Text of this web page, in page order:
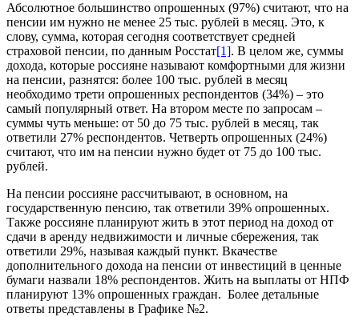
Абсолютное большинство опрошенных (97%) считают, что на
пенсии им нужно не менее 25 тыс. рублей в месяц. Это, к
слову, сумма, которая сегодня соответствует средней
страховой пенсии, по данным Росстат[1]. В целом же, суммы
дохода, которые россияне называют комфортными для жизни
на пенсии, разнятся: более 100 тыс. рублей в месяц
необходимо трети опрошенных респондентов (34%) – это
самый популярный ответ. На втором месте по запросам –
суммы чуть меньше: от 50 до 75 тыс. рублей в месяц, так
ответили 27% респондентов. Четверть опрошенных (24%)
считают, что им на пенсии нужно будет от 75 до 100 тыс.
рублей.
На пенсии россияне рассчитывают, в основном, на
государственную пенсию, так ответили 39% опрошенных.
Также россияне планируют жить в этот период на доход от
сдачи в аренду недвижимости и личные сбережения, так
ответили 29%, называя каждый пункт. Вкачестве
дополнительного дохода на пенсии от инвестиций в ценные
бумаги назвали 18% респондентов. Жить на выплаты от НПФ
планируют 13% опрошенных граждан. Более детальные
ответы представлены в Графике №2.